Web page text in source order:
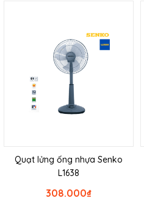
Quạt lửng ống nhựa Senko
L1638
₫
308.000